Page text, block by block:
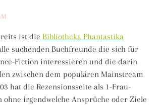
ist die Bibliotheka Phantastika
suchenden Buchfreunde die sich für
Fiction interessieren und die darin
zwischen dem populären Mainstream
hat die Rezensionsseite als 1-Frau-
ohne irgendwelche Ansprüche oder Ziele